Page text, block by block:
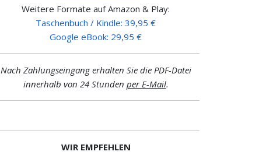
Weitere Formate auf Amazon & Play:
Taschenbuch / Kindle: 39,95 €
Google eBook: 29,95 €
Nach Zahlungseingang erhalten Sie die PDF-Datei
innerhalb von 24 Stunden per E-Mail.
WIR EMPFEHLEN